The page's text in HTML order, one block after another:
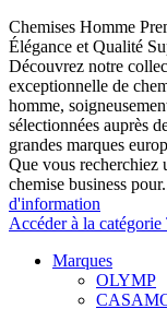
Chemises Homme
Élégance et Qualité
Découvrez notre
exceptionnelle de
homme,
sélectionnées auprès
grandes marques
Que vous recherchiez
chemise business
d'information
Accéder à la
Marques
OLYMP